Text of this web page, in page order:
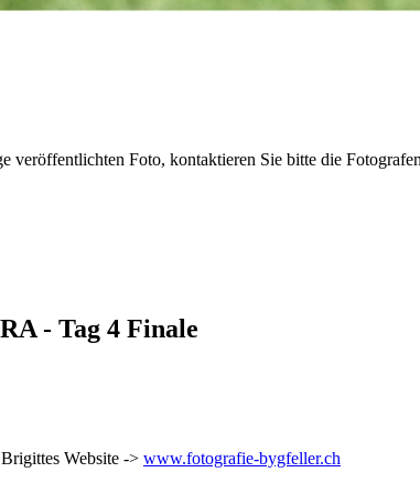
veröffentlichten Foto, kontaktieren Sie bitte die
- Tag 4 Finale
Website -> www.fotografie-bygfeller.ch